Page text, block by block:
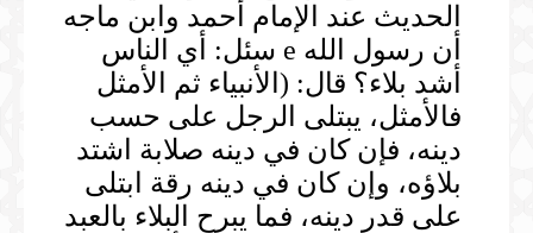
الحديث عند الإمام أحمد وابن ماجه
أن رسول الله e سئل: أي الناس
أشد بلاء؟ قال: (الأنبياء ثم الأمثل
فالأمثل، يبتلى الرجل على حسب
دينه، فإن كان في دينه صلابة اشتد
بلاؤه، وإن كان في دينه رقة ابتلى
على قدر دينه، فما يبرح البلاء بالعبد